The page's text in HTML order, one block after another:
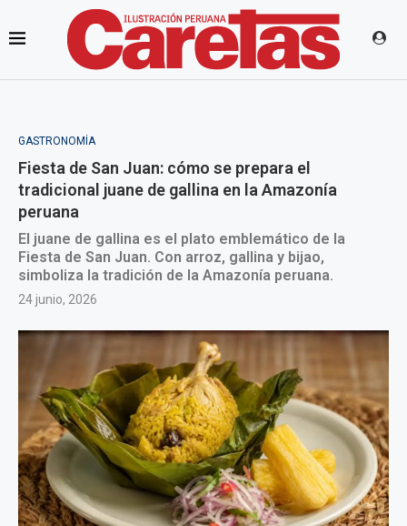
GASTRONOMÍA
Fiesta de San Juan: cómo se prepara el
tradicional juane de gallina en la Amazonía
peruana
El juane de gallina es el plato emblemático de la
Fiesta de San Juan. Con arroz, gallina y bijao,
simboliza la tradición de la Amazonía peruana.
24 junio, 2026